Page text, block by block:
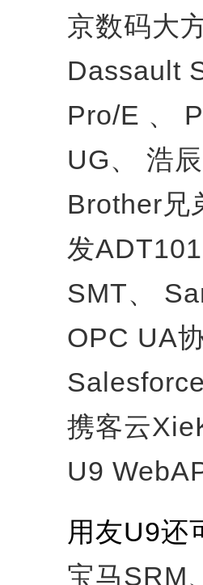
京数码大
Dassault
Pro/E 、
UG、
浩
Brother兄
发
SMT、
OPC UA
携客云
U9
用友U9还
宝马SRM